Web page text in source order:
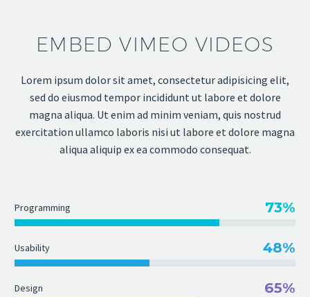
EMBED VIMEO VIDEOS
Lorem ipsum dolor sit amet, consectetur adipisicing elit,
sed do eiusmod tempor incididunt ut labore et dolore
magna aliqua. Ut enim ad minim veniam, quis nostrud
exercitation ullamco laboris nisi ut labore et dolore magna
aliqua aliquip ex ea commodo consequat.
Programming 73%
Usability 48%
Design 65%